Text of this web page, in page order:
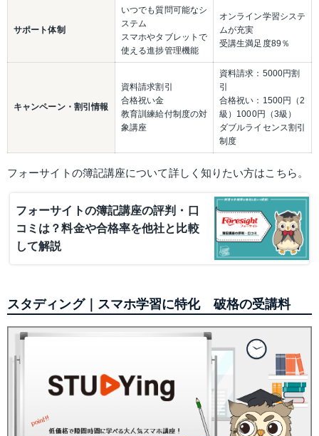
サポート体制
いつでも質問可能なシ
ステム
スマホやタブレットで
使える進捗管理機能
オンライン学習システ
ムが充実
受講生満足度89％
キャンペーン・割引情報
資料請求割引
合格祝い金
教育訓練給付制度の対
象講座
資料請求：5000円割
引
合格祝い：1500円（2
級）1000円（3級）
ダブルライセンス割引
制度
フォーサイトの簿記講座について詳しく知りたい方はこちら。
フォーサイトの簿記講座の評判・口
コミは？料金や合格率を他社と比較
して解説
スタディング｜スマホ学習に特化　破格の受講料